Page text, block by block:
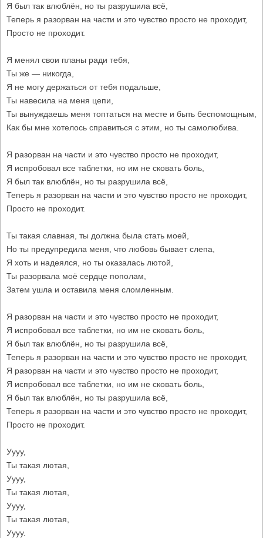
Я был так влюблён, но ты разрушила всё,
Теперь я разорван на части и это чувство просто не проходит,
Просто не проходит.
Я менял свои планы ради тебя,
Ты же — никогда,
Я не могу держаться от тебя подальше,
Ты навесила на меня цепи,
Ты вынуждаешь меня топтаться на месте и быть беспомощным,
Как бы мне хотелось справиться с этим, но ты самолюбива.
Я разорван на части и это чувство просто не проходит,
Я испробовал все таблетки, но им не сковать боль,
Я был так влюблён, но ты разрушила всё,
Теперь я разорван на части и это чувство просто не проходит,
Просто не проходит.
Ты такая славная, ты должна была стать моей,
Но ты предупредила меня, что любовь бывает слепа,
Я хоть и надеялся, но ты оказалась лютой,
Ты разорвала моё сердце пополам,
Затем ушла и оставила меня сломленным.
Я разорван на части и это чувство просто не проходит,
Я испробовал все таблетки, но им не сковать боль,
Я был так влюблён, но ты разрушила всё,
Теперь я разорван на части и это чувство просто не проходит,
Я разорван на части и это чувство просто не проходит,
Я испробовал все таблетки, но им не сковать боль,
Я был так влюблён, но ты разрушила всё,
Теперь я разорван на части и это чувство просто не проходит,
Просто не проходит.
Уууу,
Ты такая лютая,
Уууу,
Ты такая лютая,
Уууу,
Ты такая лютая,
Уууу.